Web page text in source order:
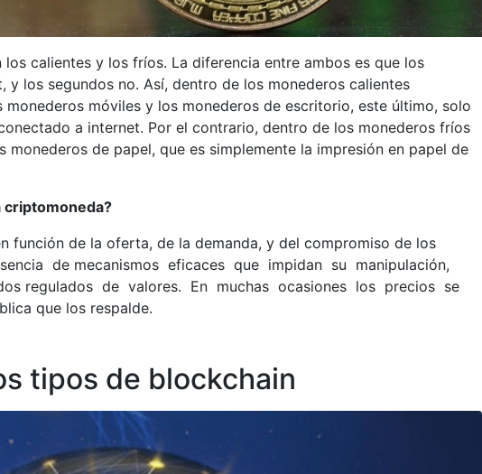
calientes y los fríos. La diferencia entre ambos es que los
y los segundos no. Así, dentro de los monederos calientes
móviles y los monederos de escritorio, este último, solo
a internet. Por el contrario, dentro de los monederos fríos
monederos de papel, que es simplemente la impresión en papel de
criptomoneda?
función de la oferta, de la demanda, y del compromiso de los
de mecanismos eficaces que impidan su manipulación,
regulados de valores. En muchas ocasiones los precios se
que los respalde.
tipos de blockchain